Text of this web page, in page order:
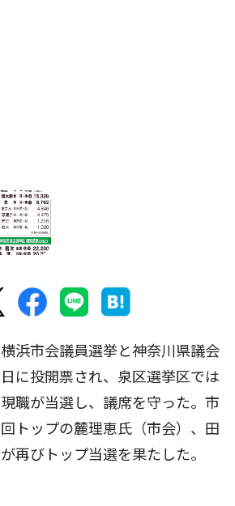
浜市会議員選挙と神奈川県議会
に投開票され、泉区選挙区では
職が当選し、議席を守った。市
トップの麓理恵氏（市会）、田
再びトップ当選を果たした。